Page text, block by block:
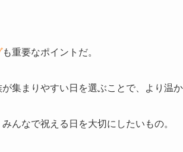
も重要なポイントだ。
集まりやすい日を選ぶことで、より温
んなで祝える日を大切にしたいもの。